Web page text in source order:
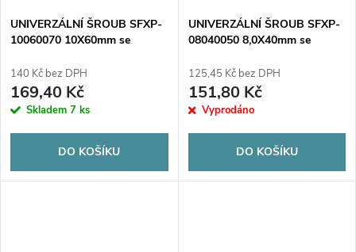
UNIVERZÁLNÍ ŠROUB SFXP-
10060070 10X60mm se
50ks.
140 Kč bez DPH
169,40 Kč
Skladem 7 ks
DO KOŠÍKU
UNIVERZÁLNÍ ŠROUB SFXP-
08040050 8,0X40mm se
100ks.
125,45 Kč bez DPH
151,80 Kč
Vyprodáno
DO KOŠÍKU